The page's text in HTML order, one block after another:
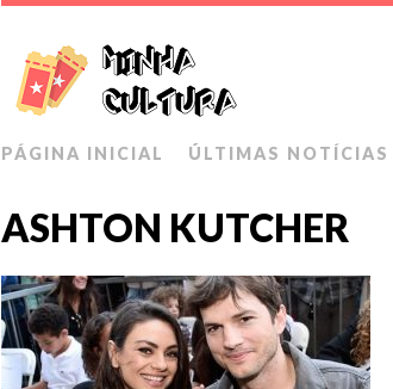
PÁGINA INICIAL ÚLTIMAS NOTÍCIAS
ASHTON KUTCHER